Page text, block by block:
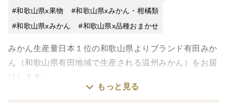
和歌山県x果物
和歌山県xみかん・柑橘類
和歌山県xみかん
和歌山県x品種おまかせ
みかん生産量日本１位の和歌山県よりブランド有田みか
ん（和歌山県有田地域で生産される温州みかん）をお届
けします。
もっと見る